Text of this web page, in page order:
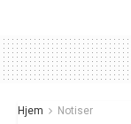
Hjem Notiser